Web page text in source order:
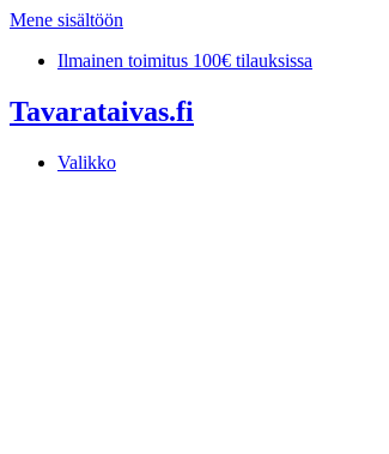
Mene sisältöön
Ilmainen toimitus 100€ tilauksissa
Tavarataivas.fi
Valikko